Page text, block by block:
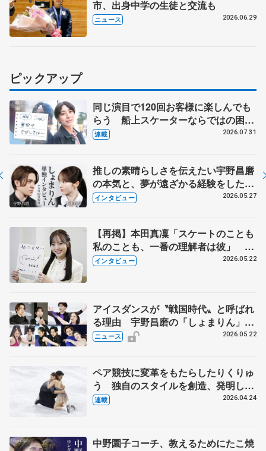
市、出身中学の生徒と交流も
ニュース 2026.06.29
ピックアップ
同じ演目で120回お客様に楽しんでも
らう 船上スケーターならではの困難
とは 影響あったPIW前キャプテン松
連載 2026.07.31
推しの素晴らしさを伝えたい宇野昌磨
の本気と、夢が遠ざかる経験をした本
田真凜の覚悟
インタビュー 2026.05.27
【再掲】本田真凜「スケートのことも
私のことも、一番の理解者は彼」 引
退時の単独インタビューで語った競技
インタビュー 2026.05.22
アイスダンスが〝戦国時代〟と呼ばれ
る理由 宇野昌磨の「しょまりん」ら
実力者が相次いで参戦 国内の競争激
ニュース 2026.05.22
ペア競技に変革をもたらしたりくりゅ
う 独自のスタイルを創造、発明した
【引退発表後②】
連載 2026.04.24
中野園子コーチ、教えるためにたこ焼